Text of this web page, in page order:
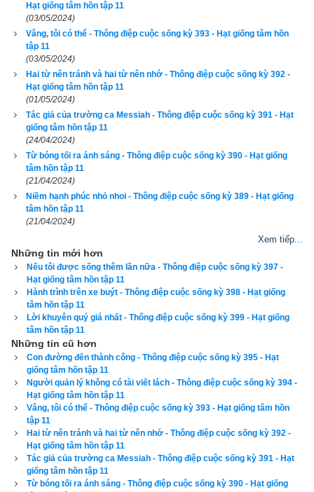
người nông dân cũng sẽ dừng lại một cách bình tĩnh như thế
để xem xét tình hình ruộng vườn. Không thể kìm nén nổi cảm
giác bồn chồn khó hiểu, tôi lại hỏi người đàn ông ấy câu hỏi
quen thuộc: “Ông nghĩ là bao giờ chúng ta sẽ tới vùng đất của
vua William?”. Và tôi cũng không biết việc lặp đi lặp lại những
câu hỏi như vậy khiến ông ấy mất bình tĩnh hay đó cũng chính
là vấn đề ông đang thực sự quan tâm. Chỉ thấy ông quay lại
phía vợ và trong sự im lặng thường thấy, họ như vừa trao đổi
những đồng cảm bí mật. Rồi ông ấy đi tới và nhìn thẳng vào
tôi. Ông ấy nói to - giọng nói vừa
sự thận trọng: - Không phải là lũ chó cũng đi giỏi như cậu
muốn đó sao? Và sau đó lại là sự im lặng. Bầy chó quay đầu
lại như thường lệ khi chuẩn bị tiếp tục cuộc hành trình, và
chúng đang nhìn tôi. Người phụ nữ và đứa trẻ giả bộ bận rộn
nhưng tôi biết họ cũng đang len lén quan sát mình. Trong một
khoảnh khắc ngắn ngủi, mọi thứ dường như chững lại. Đó là
cảm giác mà người Eskimo thường gieo vào lòng bạn khi bỏ
mặc bạn trong những khoảng lặng căng thẳng. Họ khiến sự
im lặng càng trở nên nặng nề hơn. Và liệu họ có dừng lại như
thế không? Không, họ còn để chúng đi xa hơn. Cuối cùng,
người đàn ông cũng cất tiếng nói, dường như ông ta không
thể kìm nén lòng mình:
- Chẳng phải chiếc xe trượt tuyết đó rất tốt sao? Chẳng phải
anh đã rất vui khi thấy tuyết bao phủ đại dương trong suốt
hành trình của chúng ta hay sao?
Ông nhìn tôi bằng ánh mắt trách móc. Tôi có cảm giác như cả
Hạt giống tâm hồn tập 11
(03/05/2024)
Vâng, tôi có thể - Thông điệp cuộc sống kỳ 393 - Hạt giống tâm hồn
tập 11
(03/05/2024)
Hai từ nên tránh và hai từ nên nhớ - Thông điệp cuộc sống kỳ 392 -
Hạt giống tâm hồn tập 11
(01/05/2024)
Tác giả của trường ca Messiah - Thông điệp cuộc sống kỳ 391 - Hạt
giống tâm hồn tập 11
(24/04/2024)
Từ bóng tối ra ánh sáng - Thông điệp cuộc sống kỳ 390 - Hạt giống
tâm hồn tập 11
(21/04/2024)
Niềm hạnh phúc nhỏ nhoi - Thông điệp cuộc sống kỳ 389 - Hạt giống
tâm hồn tập 11
(21/04/2024)
Xem tiếp...
Những tin mới hơn
Nếu tôi được sống thêm lần nữa - Thông điệp cuộc sống kỳ 397 -
Hạt giống tâm hồn tập 11
Hành trình trên xe buýt - Thông điệp cuộc sống kỳ 398 - Hạt giống
tâm hồn tập 11
Lời khuyên quý giá nhất - Thông điệp cuộc sống kỳ 399 - Hạt giống
tâm hồn tập 11
Những tin cũ hơn
Con đường đến thành công - Thông điệp cuộc sống kỳ 395 - Hạt
giống tâm hồn tập 11
Người quản lý không có tài viết lách - Thông điệp cuộc sống kỳ 394 -
Hạt giống tâm hồn tập 11
Vâng, tôi có thể - Thông điệp cuộc sống kỳ 393 - Hạt giống tâm hồn
tập 11
Hai từ nên tránh và hai từ nên nhớ - Thông điệp cuộc sống kỳ 392 -
Hạt giống tâm hồn tập 11
Tác giả của trường ca Messiah - Thông điệp cuộc sống kỳ 391 - Hạt
giống tâm hồn tập 11
Từ bóng tối ra ánh sáng - Thông điệp cuộc sống kỳ 390 - Hạt giống